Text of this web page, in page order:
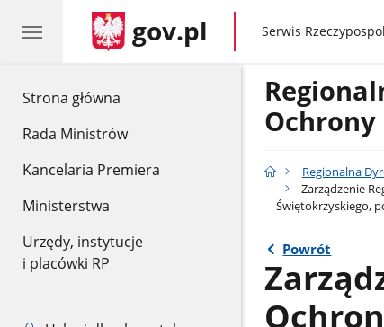
Strona główna
Rada Ministrów
Kancelaria Premiera
Ministerstwa
Urzędy, instytucje
i placówki RP
gov.pl gov.pl
Serwis
Ochrony
Regionalna
Zarządzenie
Świętokrzyskiego,
Powrót